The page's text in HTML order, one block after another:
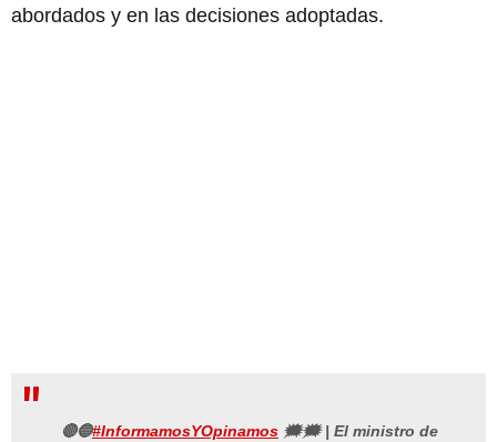
abordados y en las decisiones adoptadas.
🔴🔵#InformamosYOpinamos 🗯🗯 | El ministro de